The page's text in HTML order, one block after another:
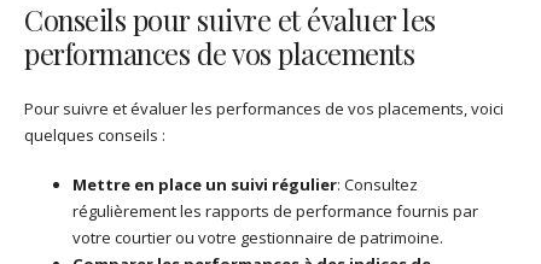
Conseils pour suivre et évaluer les
performances de vos placements
Pour suivre et évaluer les performances de vos placements, voici
quelques conseils :
Mettre en place un suivi régulier: Consultez
régulièrement les rapports de performance fournis par
votre courtier ou votre gestionnaire de patrimoine.